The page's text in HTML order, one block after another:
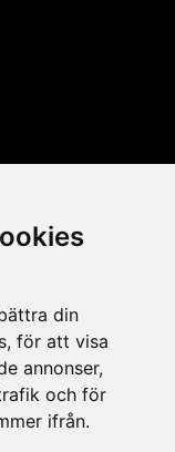
din
för att visa
annonser,
och för
ifrån.